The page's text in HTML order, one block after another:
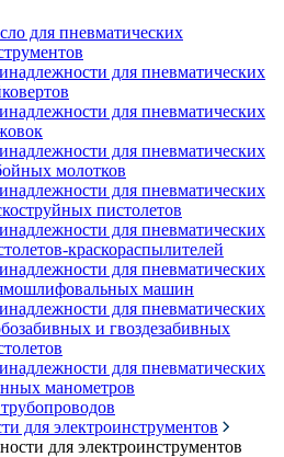
для пневматических
для пневматических
для пневматических
для пневматических
молотков
для пневматических
пистолетов
для пневматических
краскораспылителей
для пневматических
машин
для пневматических
и гвоздезабивных
для пневматических
манометров
для электроинструментов
для электроинструментов